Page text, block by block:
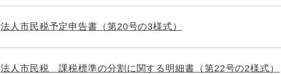
法人市民税予定申告書（第20号の3様式）
法人市民税 課税標準の分割に関する明細書（第22号の2様式）